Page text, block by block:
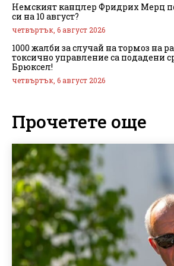
Немският канцлер Фридрих Мерц
си на 10 август?
четвъртък, 6 август 2026
1000 жалби за случай на тормоз на
токсично управление са подадени
Брюксел!
четвъртък, 6 август 2026
Прочетете още